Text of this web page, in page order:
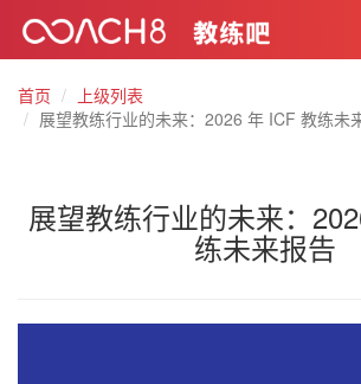
首页
上级列表
展望教练行业的未来：2026 年 ICF 教练未
展望教练行业的未来：
练未来报告